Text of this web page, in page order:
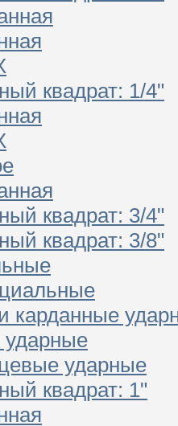
квадрат: 1/4"
квадрат: 3/4"
квадрат: 3/8"
карданные
ударные
ударные
квадрат: 1"